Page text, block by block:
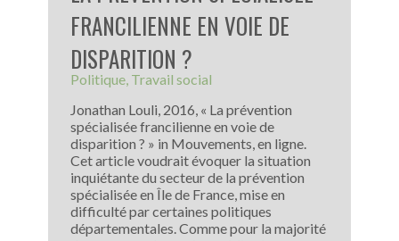
FRANCILIENNE EN VOIE DE
DISPARITION ?
Politique Travail social
Jonathan Louli, 2016, « La prévention
spécialisée francilienne en voie de
disparition ? » in Mouvements, en ligne.
Cet article voudrait évoquer la situation
inquiétante du secteur de la prévention
spécialisée en Île de France, mise en
difficulté par certaines politiques
départementales. Comme pour la majorité